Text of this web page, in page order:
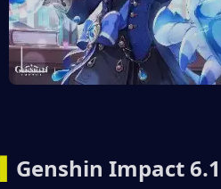
Genshin Impact